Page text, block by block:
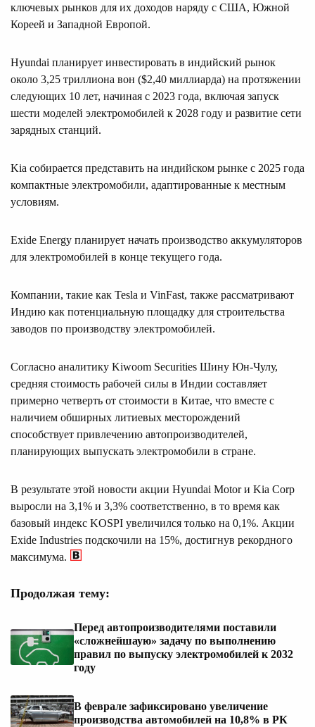
ключевых рынков для их доходов наряду с США, Южной
Кореей и Западной Европой.
Hyundai планирует инвестировать в индийский рынок
около 3,25 триллиона вон ($2,40 миллиарда) на протяжении
следующих 10 лет, начиная с 2023 года, включая запуск
шести моделей электромобилей к 2028 году и развитие сети
зарядных станций.
Kia собирается представить на индийском рынке с 2025 года
компактные электромобили, адаптированные к местным
условиям.
Exide Energy планирует начать производство аккумуляторов
для электромобилей в конце текущего года.
Компании, такие как Tesla и VinFast, также рассматривают
Индию как потенциальную площадку для строительства
заводов по производству электромобилей.
Согласно аналитику Kiwoom Securities Шину Юн-Чулу,
средняя стоимость рабочей силы в Индии составляет
примерно четверть от стоимости в Китае, что вместе с
наличием обширных литиевых месторождений
способствует привлечению автопроизводителей,
планирующих выпускать электромобили в стране.
В результате этой новости акции Hyundai Motor и Kia Corp
выросли на 3,1% и 3,3% соответственно, в то время как
базовый индекс KOSPI увеличился только на 0,1%. Акции
Exide Industries подскочили на 15%, достигнув рекордного
максимума.
Продолжая тему:
Перед автопроизводителями поставили
«сложнейшаую» задачу по выполнению
правил по выпуску электромобилей к 2032
году
В феврале зафиксировано увеличение
производства автомобилей на 10,8% в РК